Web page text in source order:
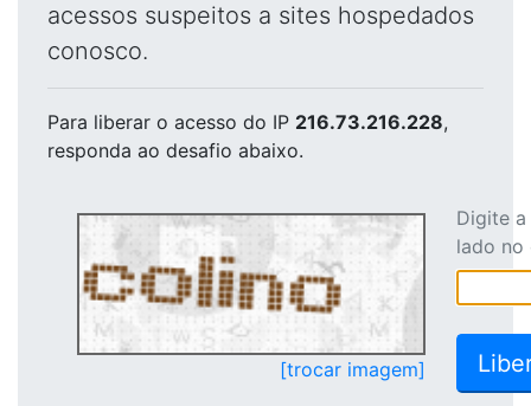
acessos suspeitos a sites hospedados
conosco.
Para liberar o acesso do IP 216.73.216.228,
responda ao desafio abaixo.
[trocar imagem]
Digite
lado no